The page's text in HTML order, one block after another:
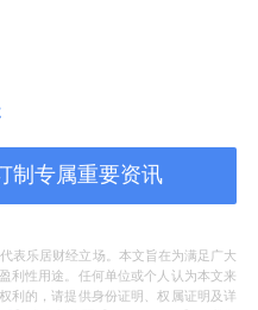
果
制专属重要资讯
表乐居财经立场。本文旨在为满足广大
利性用途。任何单位或个人认为本文来
利的，请提供身份证明、权属证明及详